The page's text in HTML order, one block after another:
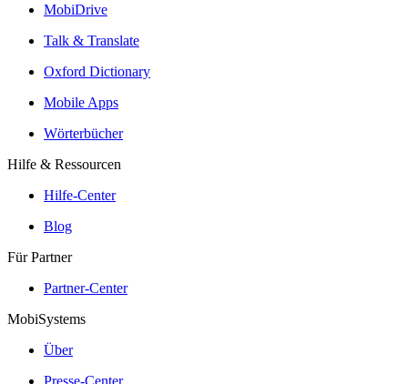
MobiDrive
Talk & Translate
Oxford Dictionary
Mobile Apps
Wörterbücher
Hilfe & Ressourcen
Hilfe-Center
Blog
Für Partner
Partner-Center
MobiSystems
Über
Presse-Center